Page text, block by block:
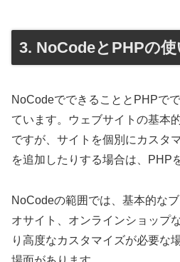
3. NoCodeとPHPの使
NoCodeでできることとPHPで
ています。ウェブサイトの基本
ですが、サイトを個別にカスタ
を追加したりする場合は、PHP
NoCodeの範囲では、基本的な
オサイト、オンラインショップ
り高度なカスタマイズが必要な